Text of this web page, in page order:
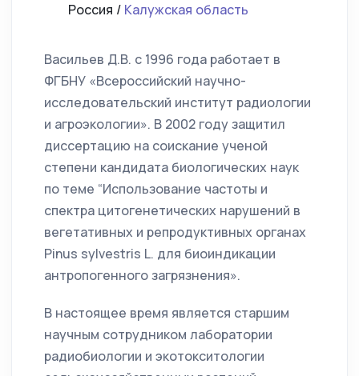
Россия / Калужская область
Васильев Д.В. с 1996 года работает в
ФГБНУ «Всероссийский научно-
исследовательский институт радиологии
и агроэкологии». В 2002 году защитил
диссертацию на соискание ученой
степени кандидата биологических наук
по теме “Использование частоты и
спектра цитогенетических нарушений в
вегетативных и репродуктивных органах
Pinus sylvestris L. для биоиндикации
антропогенного загрязнения».
В настоящее время является старшим
научным сотрудником лаборатории
радиобиологии и экотокситологии